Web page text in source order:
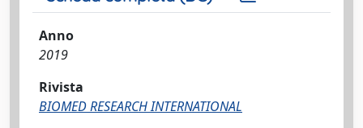
Anno
2019
Rivista
BIOMED RESEARCH INTERNATIONAL